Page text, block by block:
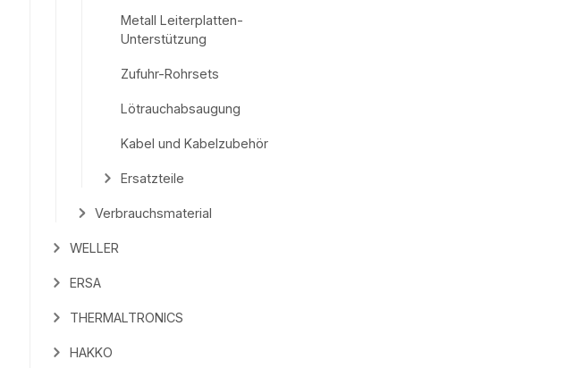
Metall Leiterplatten-
Unterstützung
Zufuhr-Rohrsets
Lötrauchabsaugung
Kabel und Kabelzubehör
Ersatzteile
Verbrauchsmaterial
WELLER
ERSA
THERMALTRONICS
HAKKO